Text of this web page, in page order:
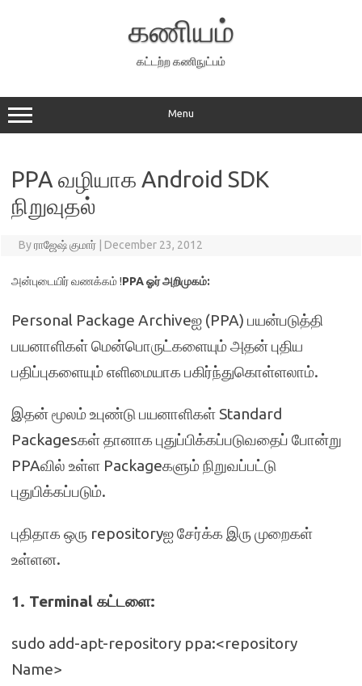
கணியம்
கட்டற்ற கணிநுட்பம்
Menu
PPA வழியாக Android SDK
நிறுவுதல்
Byராஜேஷ் குமார் December 23, 2012
அன்புடையிர் வணக்கம் !PPA ஓர் அறிமுகம்:
Personal Package Archiveஐ (PPA) பயன்படுத்தி
பயனாளிகள் மென்பொருட்களையும் அதன் புதிய
பதிப்புகளையும் எளிமையாக பகிர்ந்துகொள்ளலாம்.
இதன் மூலம் உபுண்டு பயனாளிகள் Standard
Packagesகள் தானாக புதுப்பிக்கப்படுவதைப் போன்று
PPAவில் உள்ள Packageகளும் நிறுவப்பட்டு
புதுபிக்கப்படும்.
புதிதாக ஒரு repositoryஐ சேர்க்க இரு முறைகள்
உள்ளன.
1. Terminal கட்டளை:
sudo add-apt-repository ppa:<repository
Name>